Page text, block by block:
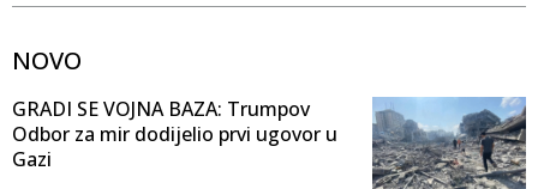
NOVO
GRADI SE VOJNA BAZA: Trumpov
Odbor za mir dodijelio prvi ugovor u
Gazi